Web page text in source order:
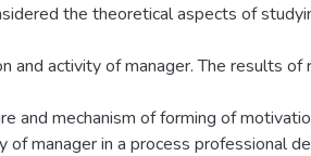
the theoretical aspects of
and activity of manager. The results of
and mechanism of forming of
of manager in a process professional